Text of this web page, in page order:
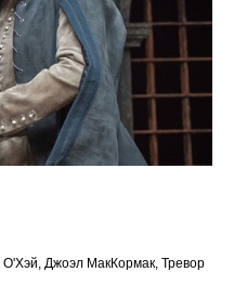
Джоэл МакКормак, Тревор